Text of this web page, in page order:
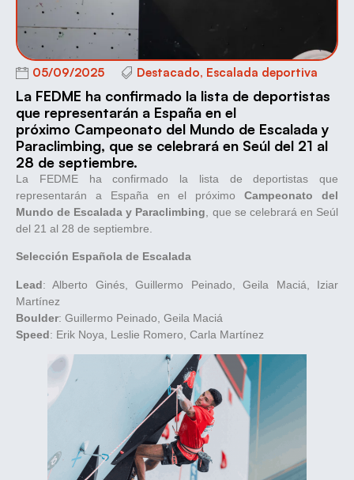
05/09/2025 Destacado, Escalada deportiva
La FEDME ha confirmado la lista de deportistas
que representarán a España en el
próximo Campeonato del Mundo de Escalada y
Paraclimbing, que se celebrará en Seúl del 21 al
28 de septiembre.
La FEDME ha confirmado la lista de deportistas que
representarán a España en el próximoCampeonato del
Mundo de Escalada y Paraclimbing , que se celebrará en Seúl
del 21 al 28 de septiembre.
Selección Española de Escalada
Lead: Alberto Ginés, Guillermo Peinado, Geila Maciá, Iziar
Martínez
Boulder: Guillermo Peinado, Geila Maciá
Speed: Erik Noya, Leslie Romero, Carla Martínez